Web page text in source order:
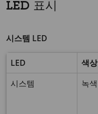
LED 표시
시스템 LED
LED 색상
시스템
녹색